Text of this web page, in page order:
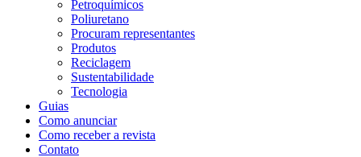
Petroquímicos
Poliuretano
Procuram representantes
Produtos
Reciclagem
Sustentabilidade
Tecnologia
Guias
Como anunciar
Como receber a revista
Contato